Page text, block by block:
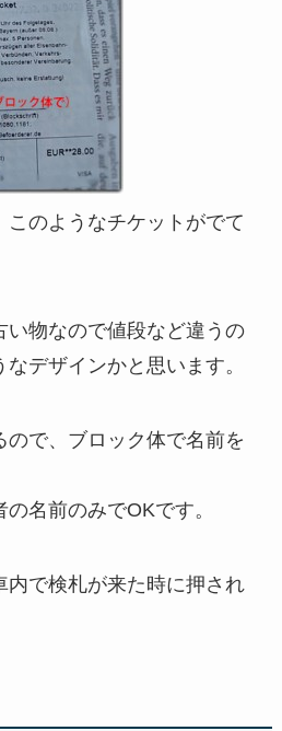
このようなチケットがでて
い物なので値段など違うの
デザインかと思います。
で、ブロック体で名前を
名前のみでOKです。
内で検札が来た時に押され